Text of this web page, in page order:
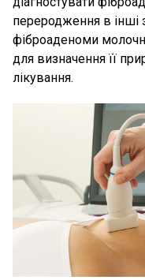
переродження в інші
фіброаденоми
для визначення її
лікування.